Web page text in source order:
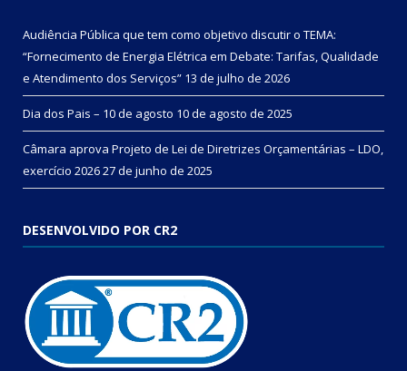
Audiência Pública que tem como objetivo discutir o TEMA:
“Fornecimento de Energia Elétrica em Debate: Tarifas, Qualidade
e Atendimento dos Serviços” 13 de julho de 2026
Dia dos Pais – 10 de agosto 10 de agosto de 2025
Câmara aprova Projeto de Lei de Diretrizes Orçamentárias – LDO,
exercício 202627 de junho de 2025
DESENVOLVIDO POR CR2